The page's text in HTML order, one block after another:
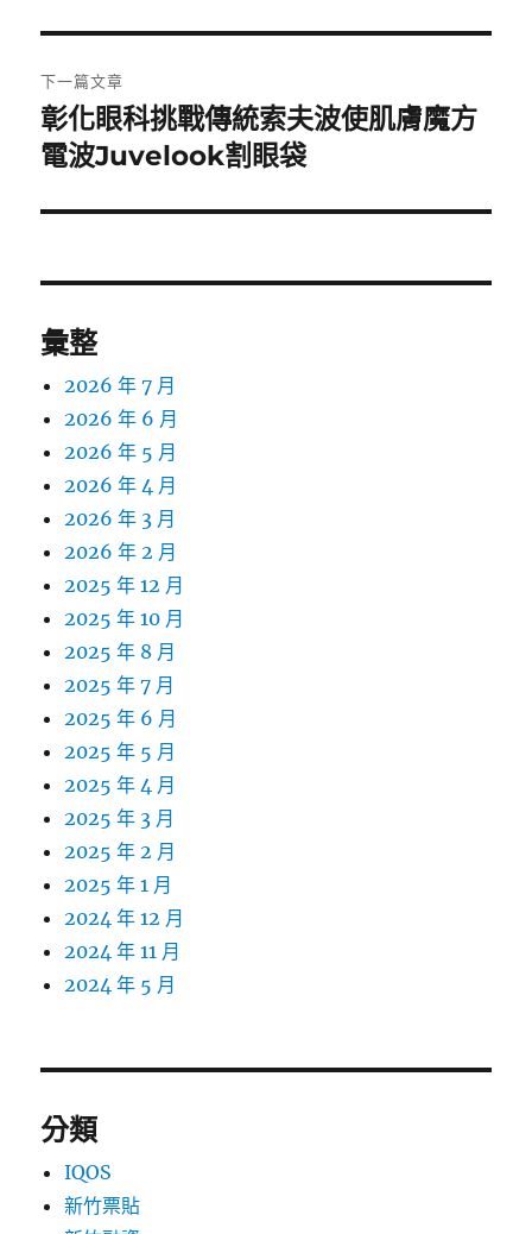
覽
文
章:
下一篇文章
下
一
文
彰化眼科挑戰傳統索夫波使肌膚魔方
電波Juvelook割眼袋
彙整
2026 年 7 月
2026 年 6 月
2026 年 5 月
2026 年 4 月
2026 年 3 月
2026 年 2 月
2025 年 12 月
2025 年 10 月
2025 年 8 月
2025 年 7 月
2025 年 6 月
2025 年 5 月
2025 年 4 月
2025 年 3 月
2025 年 2 月
2025 年 1 月
2024 年 12 月
2024 年 11 月
2024 年 5 月
分類
IQOS
新竹票貼